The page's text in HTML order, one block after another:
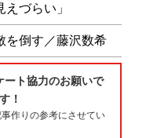
づらい」
を倒す／藤沢数希